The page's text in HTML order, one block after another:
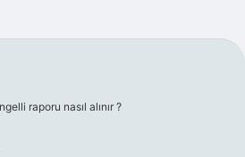
raporu nasıl alınır ?